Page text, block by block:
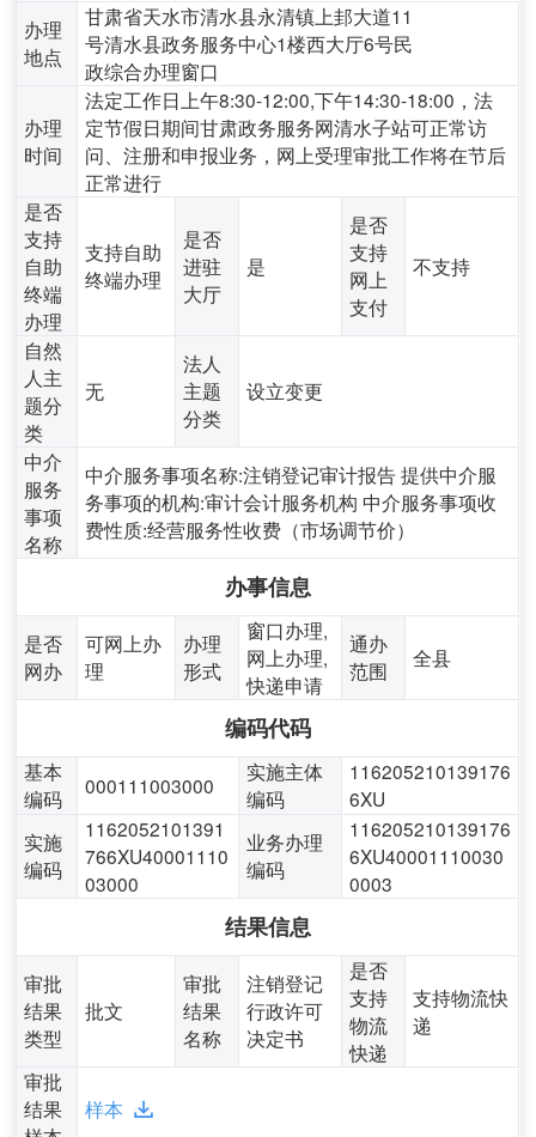
办理
地点
甘肃省天水市清水县永清镇上邽大道11
号清水县政务服务中心1楼西大厅6号民
政综合办理窗口
办理
时间
法定工作日上午8:30-12:00,下午14:30-18:00，法
定节假日期间甘肃政务服务网清水子站可正常访
问、注册和申报业务，网上受理审批工作将在节后
正常进行
是否
支持
自助
终端
办理
支持自助
终端办理
是否
进驻
大厅
是
是否
支持
网上
支付
不支持
自然
人主
题分
类
无
法人
主题
分类
设立变更
中介
服务
事项
名称
中介服务事项名称:注销登记审计报告 提供中介服
务事项的机构:审计会计服务机构 中介服务事项收
费性质:经营服务性收费（市场调节价）
办事信息
是否
网办
可网上办
理
办理
形式
窗口办理,
网上办理,
快递申请
通办
范围
全县
编码代码
基本
编码
000111003000
实施主体
编码
116205210139176
6XU
实施
编码
1162052101391
766XU40001110
03000
业务办理
编码
116205210139176
6XU40001110030
0003
结果信息
审批
结果
类型
批文
审批
结果
名称
注销登记
行政许可
决定书
是否
支持
物流
快递
支持物流快
递
审批
结果
样本